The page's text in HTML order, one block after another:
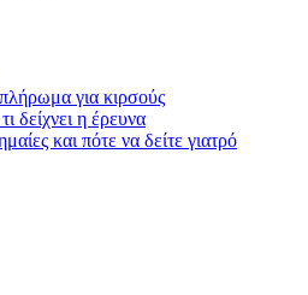
για κιρσούς
δείχνει η έρευνα
και πότε να δείτε γιατρό